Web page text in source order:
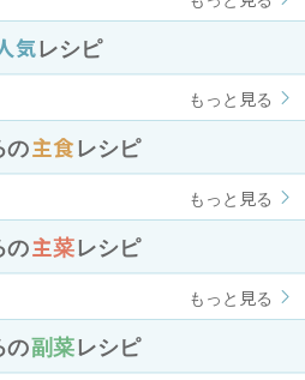
気レシピ
もっと見る
の主食レシピ
もっと見る
の主菜レシピ
もっと見る
の副菜レシピ